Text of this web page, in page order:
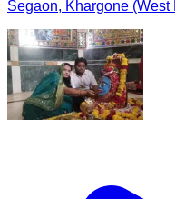
Segaon, Khargone